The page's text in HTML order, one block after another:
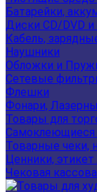
Батарейки,
Диски CD/DVD и
Кабель,
Наушники
Обложки и
Сетевые
Флешки
Фонари,
Товары для
Самоклеющиеся
Товарные чеки,
Ценники, этикет
Чековая